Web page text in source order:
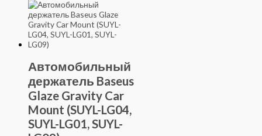
Автомобильный
держатель Baseus
Glaze Gravity Car
Mount (SUYL-LG04,
SUYL-LG01, SUYL-